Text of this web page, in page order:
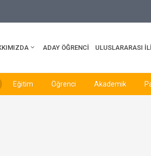
ADAY ÖĞRENCİ ULUSLARARASI
Eğitim Öğrenci Akademik